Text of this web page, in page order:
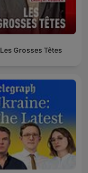
Les Grosses Têtes